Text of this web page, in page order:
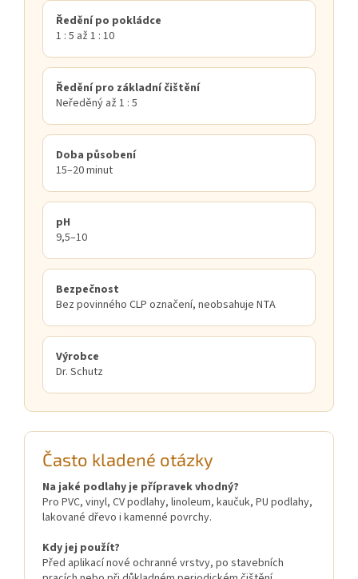
Ředění po pokládce
1 : 5 až 1 : 10
Ředění pro základní čištění
Neředěný až 1 : 5
Doba působení
15–20 minut
pH
9,5–10
Bezpečnost
Bez povinného CLP označení, neobsahuje NTA
Výrobce
Dr. Schutz
Často kladené otázky
Na jaké podlahy je přípravek vhodný?
Pro PVC, vinyl, CV podlahy, linoleum, kaučuk, PU podlahy,
lakované dřevo i kamenné povrchy.
Kdy jej použít?
Před aplikací nové ochranné vrstvy, po stavebních